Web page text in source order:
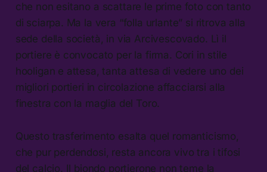
che non esitano a scattare le prime foto con tanto
di sciarpa. Ma la vera “folla urlante” si ritrova alla
sede della società, in via Arcivescovado. Lì il
portiere è convocato per la firma. Cori in stile
hooligan e attesa, tanta attesa di vedere uno dei
migliori portieri in circolazione affacciarsi alla
finestra con la maglia del Toro.
Questo trasferimento esalta quel romanticismo,
che pur perdendosi, resta ancora vivo tra i tifosi
del calcio. Il biondo portierone non teme la